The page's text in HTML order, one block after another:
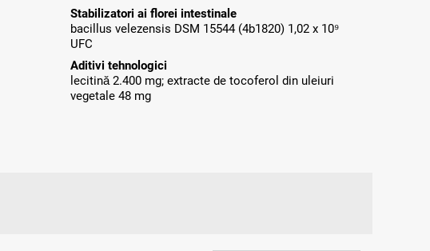
Stabilizatori ai florei intestinale
bacillus velezensis DSM 15544 (4b1820) 1,02 x 10⁹
UFC
Aditivi tehnologici
lecitină 2.400 mg; extracte de tocoferol din uleiuri
vegetale 48 mg